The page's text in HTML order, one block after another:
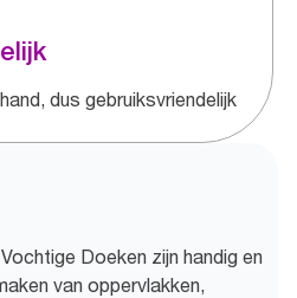
dus gebruiksvriendelijk
Doeken zijn handig en
van oppervlakken,